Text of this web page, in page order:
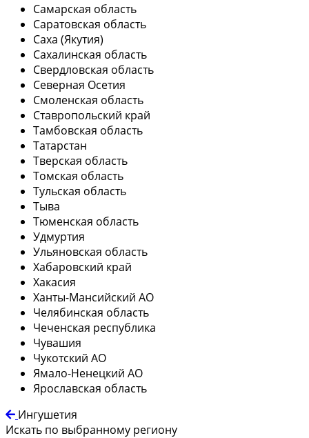
Самарская область
Саратовская область
Саха (Якутия)
Сахалинская область
Свердловская область
Северная Осетия
Смоленская область
Ставропольский край
Тамбовская область
Татарстан
Тверская область
Томская область
Тульская область
Тыва
Тюменская область
Удмуртия
Ульяновская область
Хабаровский край
Хакасия
Ханты-Мансийский АО
Челябинская область
Чеченская республика
Чувашия
Чукотский АО
Ямало-Ненецкий АО
Ярославская область
Ингушетия
Искать по выбранному региону